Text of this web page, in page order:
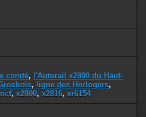
comté, l'Autorail x2800 du Haut-
, ligne des Horlogers,
, x2800, x2816, xr6154